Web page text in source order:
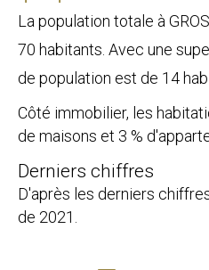
La population totale à
70 habitants. Avec une
de population est de 14
Côté immobilier, les
de maisons et 3 %
Derniers chiffres
D'après les derniers
de 2021.